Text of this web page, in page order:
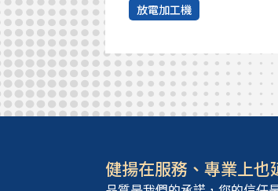
放電加工機
健揚在服務、專業上也